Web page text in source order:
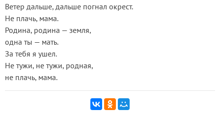
Ветер дальше, дальше погнал окрест.
Не плачь, мама.
Родина, родина — земля,
одна ты — мать.
За тебя я ушел.
Не тужи, не тужи, родная,
не плачь, мама.